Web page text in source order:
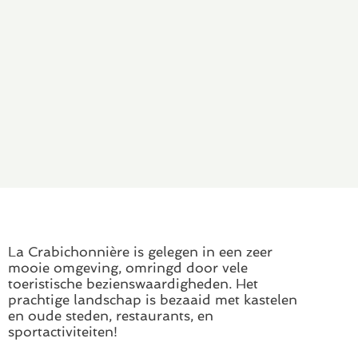
La Crabichonnière is gelegen in een zeer
mooie omgeving, omringd door vele
toeristische bezienswaardigheden. Het
prachtige landschap is bezaaid met kastelen
en oude steden, restaurants, en
sportactiviteiten!